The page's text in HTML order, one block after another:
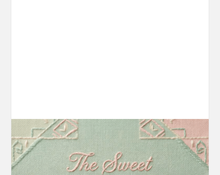
Introducing OpenArt Suite: Create
Without the Chaos
Every tool you need, finally in one place. We
fundamentally rearchitected the OpenArt